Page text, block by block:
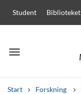
Student Biblioteket
menu
Meny
Start Forskning